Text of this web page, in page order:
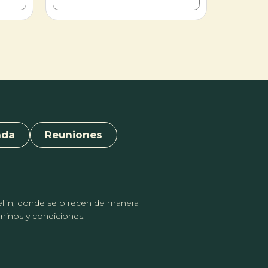
en
Trías, Mónica Ojeda e Irene Solá,
entrecruzando narrativas con las obras
de las Flores, el encuentro invita a
conecta la crítica literaria con las artes
plásticas contemporáneas.
Reuniones
donde se ofrecen de manera
y condiciones.